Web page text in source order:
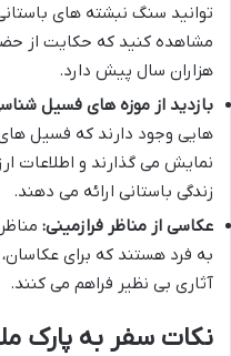
توانید سنگ نبشته های
مشاهده کنید که حکایت از
هزاران سال پیش دارد.
بازدید از موزه های فسیل
هایی وجود دارند که فسیل
نمایش می گذارند و اطلاعات
زندگی باستانی ارائه می دهند.
عکاسی از مناظر فرازمینی:
به فرد هستند که برای
آثاری بی نظیر فراهم می کنند.
نکات سفر به پارک